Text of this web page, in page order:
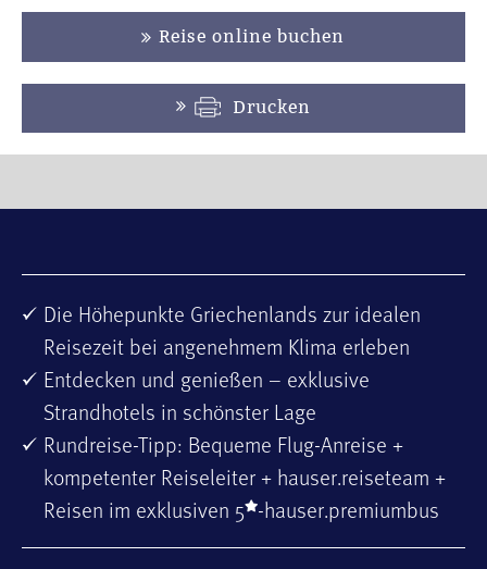
Reise online buchen
Drucken
Die Höhepunkte Griechenlands zur idealen
Reisezeit bei angenehmem Klima erleben
Entdecken und genießen – exklusive
Strandhotels in schönster Lage
Rundreise-Tipp: Bequeme Flug-Anreise +
kompetenter Reiseleiter + hauser.reiseteam +
Reisen im exklusiven 5 -hauser.premiumbus